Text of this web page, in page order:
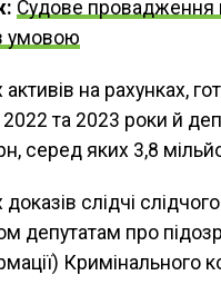
Судове провадження
умовою
на рахунках,
2022 та 2023 роки й
серед яких 3,8
доказів слідчі
депутатам про
Кримінального